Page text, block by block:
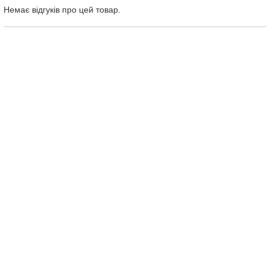
Немає відгуків про цей товар.